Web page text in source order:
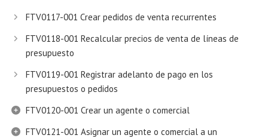
FTV0117-001 Crear pedidos de venta recurrentes
FTV0118-001 Recalcular precios de venta de líneas de
presupuesto
FTV0119-001 Registrar adelanto de pago en los
presupuestos o pedidos
FTV0120-001 Crear un agente o comercial
FTV0121-001 Asignar un agente o comercial a un